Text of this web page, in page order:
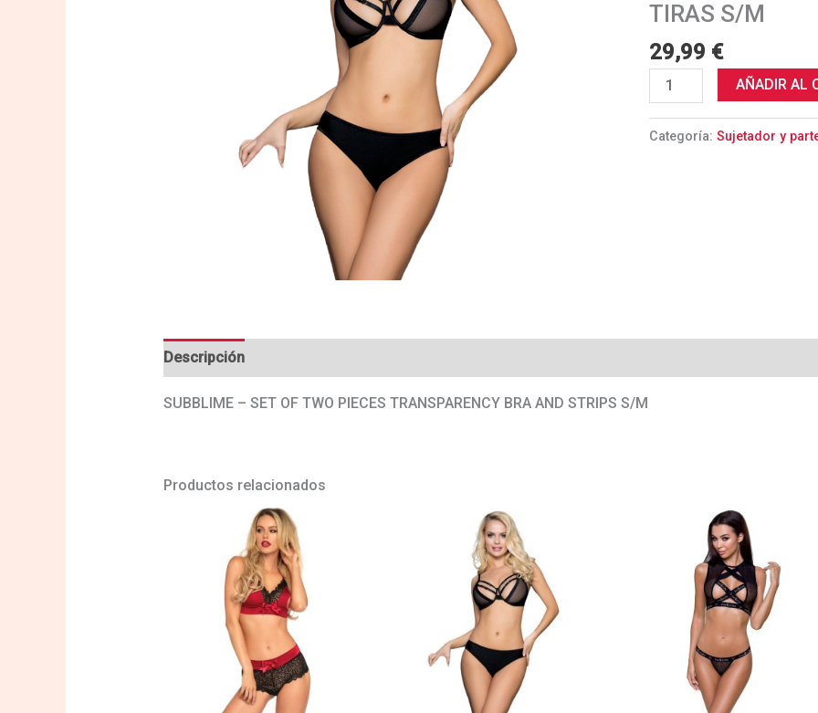
TIRAS S/M
29,99 €
Y
S/M
cantidad
AÑADIR AL
Categoría:Sujetador y
Descripción
SUBBLIME – SET OF TWO PIECES TRANSPARENCY BRA AND STRIPS S/M
Productos relacionados